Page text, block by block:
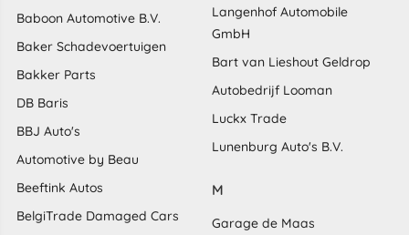
Baboon Automotive B.V.
Baker Schadevoertuigen
Bakker Parts
DB Baris
BBJ Auto's
Automotive by Beau
Beeftink Autos
BelgiTrade Damaged Cars
Langenhof Automobile
GmbH
Bart van Lieshout Geldrop
Autobedrijf Looman
Luckx Trade
Lunenburg Auto's B.V.
M
Garage de Maas